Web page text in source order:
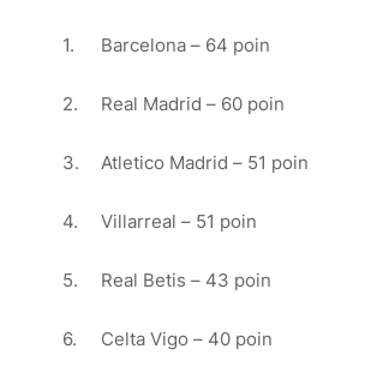
1. Barcelona – 64 poin
2. Real Madrid – 60 poin
3. Atletico Madrid – 51 poin
4. Villarreal – 51 poin
5. Real Betis – 43 poin
6. Celta Vigo – 40 poin